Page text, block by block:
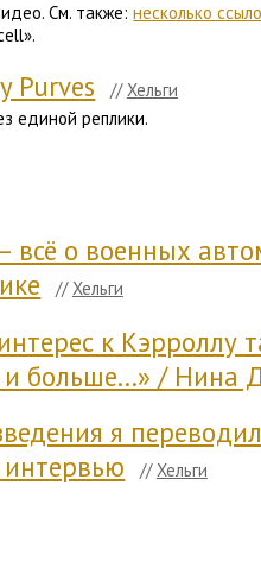
См. также:несколько
Purves // Хельги
единой реплики.
всё о военных
//Хельги
к Кэрроллу
больше...» / Нина
я
//Хельги